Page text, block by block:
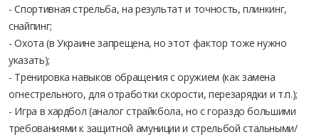
- Спортивная стрельба, на результат и точность, плинкинг,
снайпинг;
- Охота (в Украине запрещена, но этот фактор тоже нужно
указать);
- Тренировка навыков обращения с оружием (как замена
огнестрельного, для отработки скорости, перезарядки и т.п.);
- Игра в хардбол (аналог страйкбола, но с гораздо большими
требованиями к защитной амуниции и стрельбой стальными/